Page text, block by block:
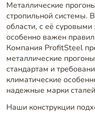
Металлические
стропильной системы.
области, с её
особенно важен
Компания ProfitSteel
металлические
стандартам и
климатические
надежные марки
Наши конструкции